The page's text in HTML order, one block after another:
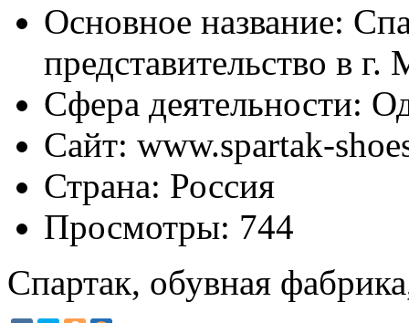
Основное название:
представительство в г.
Сфера деятельности:
Сайт: www.spartak-
Страна: Россия
Просмотры: 744
Спартак, обувная